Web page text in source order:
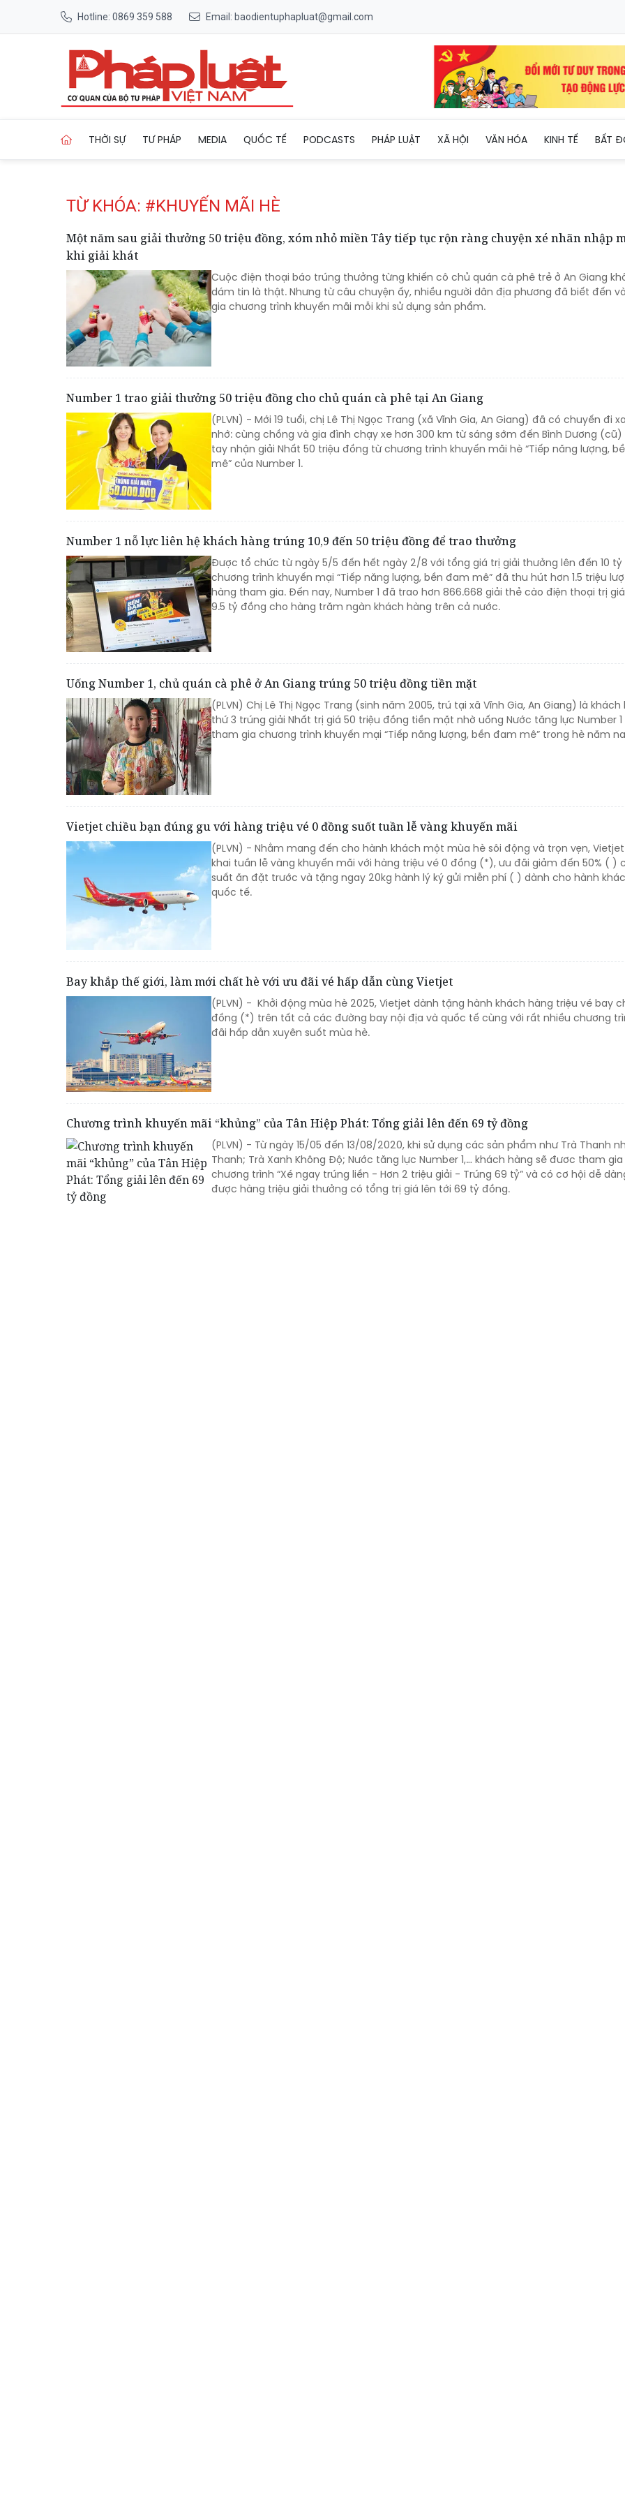
Hotline: 0869 359 588 Email: baodientuphapluat@gmail.com
THỜI SỰ TƯ PHÁP MEDIA QUỐC TẾ PODCASTS PHÁP LUẬT XÃ HỘI VĂN HÓA KINH TẾ BẤT
TỪ KHÓA: #KHUYẾN MÃI HÈ
Một năm sau giải thưởng 50 triệu đồng, xóm nhỏ miền Tây tiếp tục rộn ràng chuyện xé nhãn nhập
khi giải khát
Cuộc điện thoại báo trúng thưởng từng khiến cô chủ quán cà phê trẻ ở An Giang
dám tin là thật. Nhưng từ câu chuyện ấy, nhiều người dân địa phương đã biết đến
gia chương trình khuyến mãi mỗi khi sử dụng sản phẩm.
Number 1 trao giải thưởng 50 triệu đồng cho chủ quán cà phê tại An Giang
(PLVN) - Mới 19 tuổi, chị Lê Thị Ngọc Trang (xã Vĩnh Gia, An Giang) đã có chuyến đi
nhớ: cùng chồng và gia đình chạy xe hơn 300 km từ sáng sớm đến Bình Dương
tay nhận giải Nhất 50 triệu đồng từ chương trình khuyến mãi hè “Tiếp năng lượng,
mê” của Number 1.
Number 1 nỗ lực liên hệ khách hàng trúng 10,9 đến 50 triệu đồng để trao thưởng
Được tổ chức từ ngày 5/5 đến hết ngày 2/8 với tổng giá trị giải thưởng lên đến 10 tỷ
chương trình khuyến mại “Tiếp năng lượng, bền đam mê” đã thu hút hơn 1.5 triệu
hàng tham gia. Đến nay, Number 1 đã trao hơn 866.668 giải thẻ cào điện thoại trị
9.5 tỷ đồng cho hàng trăm ngàn khách hàng trên cả nước.
Uống Number 1, chủ quán cà phê ở An Giang trúng 50 triệu đồng tiền mặt
(PLVN) Chị Lê Thị Ngọc Trang (sinh năm 2005, trú tại xã Vĩnh Gia, An Giang) là khách
thứ 3 trúng giải Nhất trị giá 50 triệu đồng tiền mặt nhờ uống Nước tăng lực Number 1
tham gia chương trình khuyến mại “Tiếp năng lượng, bền đam mê” trong hè năm
Vietjet chiều bạn đúng gu với hàng triệu vé 0 đồng suốt tuần lễ vàng khuyến mãi
(PLVN) - Nhằm mang đến cho hành khách một mùa hè sôi động và trọn vẹn,
khai tuần lễ vàng khuyến mãi với hàng triệu vé 0 đồng (*), ưu đãi giảm đến 50% ( )
suất ăn đặt trước và tặng ngay 20kg hành lý ký gửi miễn phí ( ) dành cho hành
quốc tế.
Bay khắp thế giới, làm mới chất hè với ưu đãi vé hấp dẫn cùng Vietjet
(PLVN) - Khởi động mùa hè 2025, Vietjet dành tặng hành khách hàng triệu vé bay
đồng (*) trên tất cả các đường bay nội địa và quốc tế cùng với rất nhiều chương
đãi hấp dẫn xuyên suốt mùa hè.
Chương trình khuyến mãi “khủng” của Tân Hiệp Phát: Tổng giải lên đến 69 tỷ đồng
(PLVN) - Từ ngày 15/05 đến 13/08/2020, khi sử dụng các sản phẩm như Trà Thanh
Thanh; Trà Xanh Không Độ; Nước tăng lực Number 1,… khách hàng sẽ đươc tham
chương trình “Xé ngay trúng liền - Hơn 2 triệu giải - Trúng 69 tỷ” và có cơ hội dễ
được hàng triệu giải thưởng có tổng trị giá lên tới 69 tỷ đồng.